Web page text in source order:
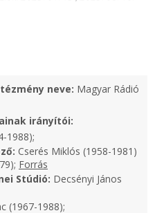
neve: Magyar Rádió
irányítói:
1988);
Cserés Miklós (1958-1981)
Forrás
Stúdió: Decsényi János
(1967-1988);